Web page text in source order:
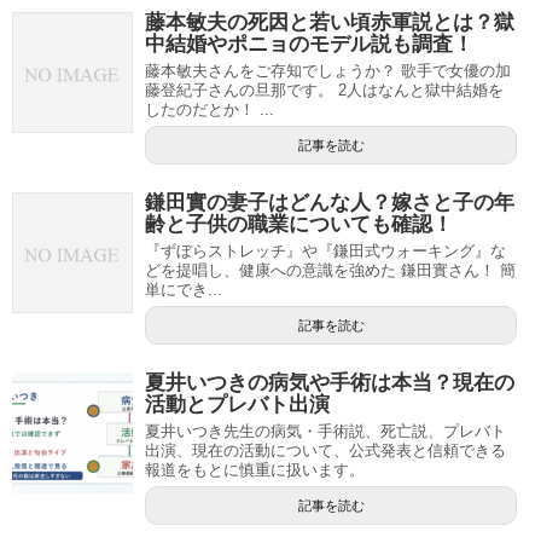
藤本敏夫の死因と若い頃赤軍説とは？獄
中結婚やポニョのモデル説も調査！
藤本敏夫さんをご存知でしょうか？ 歌手で女優の加
藤登紀子さんの旦那です。 2人はなんと獄中結婚を
したのだとか！ ...
記事を読む
鎌田實の妻子はどんな人？嫁さと子の年
齢と子供の職業についても確認！
『ずぼらストレッチ』や『鎌田式ウォーキング』な
どを提唱し、健康への意識を強めた 鎌田實さん！ 簡
単にでき...
記事を読む
夏井いつきの病気や手術は本当？現在の
活動とプレバト出演
夏井いつき先生の病気・手術説、死亡説、プレバト
出演、現在の活動について、公式発表と信頼できる
報道をもとに慎重に扱います。
記事を読む